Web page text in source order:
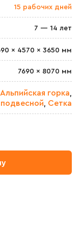
15 рабочих дней
7 — 14 лет
× 4570 × 3650 мм
7690 × 8070 мм
Альпийская горка,
, Сетка